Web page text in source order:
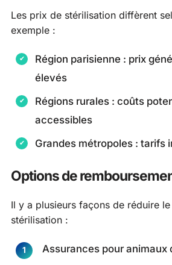
Les prix de stérilisation diffèrent
exemple :
Région parisienne : prix
élevés
Régions rurales : coûts
accessibles
Grandes métropoles : tarifs
Options de
Il y a plusieurs façons de réduire
stérilisation :
Assurances pour animaux